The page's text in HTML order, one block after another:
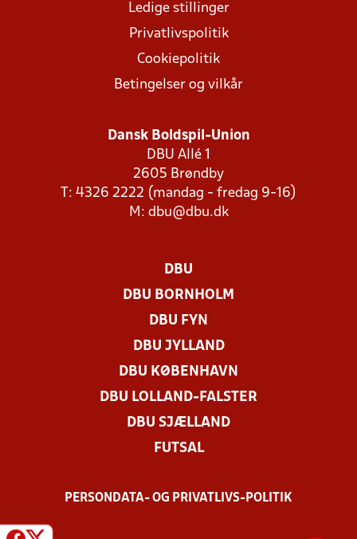
Ledige stillinger
Privatlivspolitik
Cookiepolitik
Betingelser og vilkår
Dansk Boldspil-Union
DBU Allé 1
2605 Brøndby
T: 4326 2222 (mandag - fredag 9-16)
M: dbu@dbu.dk
DBU
DBU BORNHOLM
DBU FYN
DBU JYLLAND
DBU KØBENHAVN
DBU LOLLAND-FALSTER
DBU SJÆLLAND
FUTSAL
PERSONDATA- OG PRIVATLIVS-POLITIK